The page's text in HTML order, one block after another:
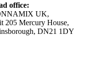
office:
UK,
205 Mercury House,
DN21 1DY